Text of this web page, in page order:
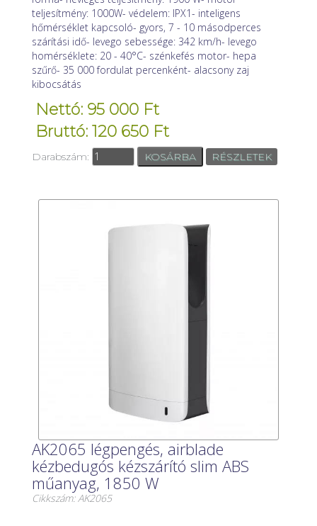
teljesítmény: 1000W- védelem: IPX1- inteligens
hőmérséklet kapcsoló- gyors, 7 - 10 másodperces
szárítási idő- levego sebessége: 342 km/h- levego
homérséklete: 20 - 40°C- szénkefés motor- hepa
szűrő- 35 000 fordulat percenként- alacsony zaj
kibocsátás
Nettó: 95 000 Ft
Bruttó: 120 650 Ft
Darabszám: RÉSZLETEK
AK2065 légpengés, airblade
kézbedugós kézszárító slim ABS
műanyag, 1850 W
Cikkszám: AK2065